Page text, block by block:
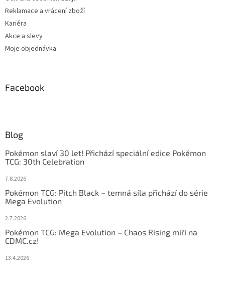
Reklamace a vrácení zboží
Kariéra
Akce a slevy
Moje objednávka
Facebook
Blog
Pokémon slaví 30 let! Přichází speciální edice Pokémon
TCG: 30th Celebration
7.8.2026
Pokémon TCG: Pitch Black – temná síla přichází do série
Mega Evolution
2.7.2026
Pokémon TCG: Mega Evolution – Chaos Rising míří na
CDMC.cz!
13.4.2026